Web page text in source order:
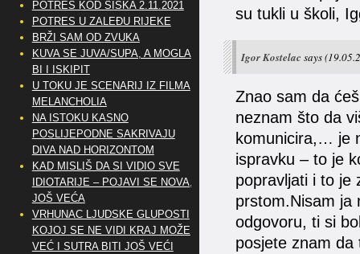
su tukli u školi,
Igor Kostelac says
Znao sam da
neznam što da
komunicira,… je
ispravku – to je
popravljati i to je
prstom.Nisam ja
odgovoru, ti si
posjete znam
POTRES KOD SISKA 2.11.2021
POTRES U ZALEĐU RIJEKE
BRŽI SAM OD ZVUKA
KUVA SE JUVA/SUPA, A MOGLA
BI I ISKIPIT
U TOKU JE SCENARIJ IZ FILMA
MELANCHOLIA
NA ISTOKU KASNO
POSLIJEPODNE SAKRIVAJU
DIVA NAD HORIZONTOM
KAD MISLIŠ DA SI VIDIO SVE
IDIOTARIJE – POJAVI SE NOVA,..
JOŠ VEĆA
VRHUNAC LJUDSKE GLUPOSTI
KOJOJ SE NE VIDI KRAJ MOŽE
VEĆ I SUTRA BITI JOŠ VEĆI